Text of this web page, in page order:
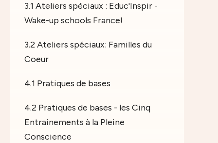
3.1 Ateliers spéciaux : Educ'Inspir -
Wake-up schools France!
3.2 Ateliers spéciaux: Familles du
Coeur
4.1 Pratiques de bases
4.2 Pratiques de bases - les Cinq
Entrainements à la Pleine
Conscience